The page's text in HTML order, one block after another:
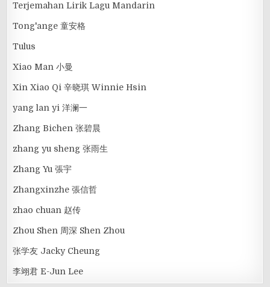
Terjemahan Lirik Lagu Mandarin
Tong'ange 童安格
Tulus
Xiao Man 小曼
Xin Xiao Qi 辛晓琪 Winnie Hsin
yang lan yi 洋澜一
Zhang Bichen 张碧晨
zhang yu sheng 张雨生
Zhang Yu 張宇
Zhangxinzhe 張信哲
zhao chuan 赵传
Zhou Shen 周深 Shen Zhou
张学友 Jacky Cheung
李翊君 E-Jun Lee